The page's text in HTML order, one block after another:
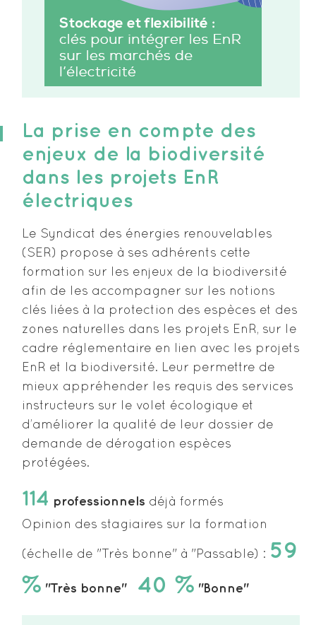
La prise en compte des
enjeux de la biodiversité
dans les projets EnR
électriques
Le Syndicat des énergies renouvelables
(SER) propose à ses adhérents cette
formation sur les enjeux de la biodiversité
afin de les accompagner sur les notions
clés liées à la protection des espèces et des
zones naturelles dans les projets EnR, sur le
cadre réglementaire en lien avec les projets
EnR et la biodiversité. Leur permettre de
mieux appréhender les requis des services
instructeurs sur le volet écologique et
d’améliorer la qualité de leur dossier de
demande de dérogation espèces
protégées.
114 professionnels déjà formés
Opinion des stagiaires sur la formation
(échelle de "Très bonne" à "Passable) : 59
% "Très bonne" 40 % "Bonne"